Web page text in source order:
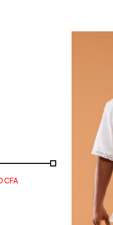
CFA